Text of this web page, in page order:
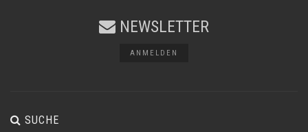
NEWSLETTER
ANMELDEN
SUCHE